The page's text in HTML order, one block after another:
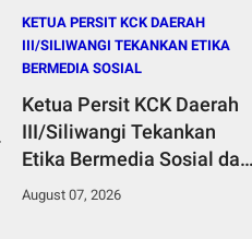
KETUA PERSIT KCK DAERAH
III/SILIWANGI TEKANKAN ETIKA
BERMEDIA SOSIAL
Ketua Persit KCK Daerah
III/Siliwangi Tekankan
Etika Bermedia Sosial dan
Penguatan Peran Keluarga
August 07, 2026